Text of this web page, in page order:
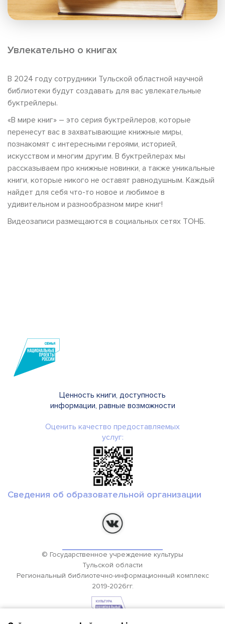
Увлекательно о книгах
В 2024 году сотрудники Тульской областной научной
библиотеки будут создавать для вас увлекательные
буктрейлеры.
«В мире книг» – это серия буктрейлеров, которые
перенесут вас в захватывающие книжные миры,
познакомят с интересными героями, историей,
искусством и многим другим. В буктрейлерах мы
рассказываем про книжные новинки, а также уникальные
книги, которые никого не оставят равнодушным. Каждый
найдет для себя что-то новое и любимое в
удивительном и разнообразном мире книг!
Видеозаписи размещаются в социальных сетях ТОНБ.
Ценность книги, доступность
информации, равные возможности
Оценить качество предоставляемых
услуг:
Сведения об образовательной организации
© Государственное учреждение культуры
Тульской области
Региональный библиотечно-информационный комплекс
2019-2026гг.